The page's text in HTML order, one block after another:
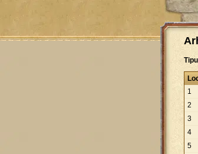
1
2
3
4
5